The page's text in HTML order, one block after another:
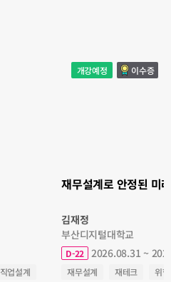
직업설계
재
무
설
다
개강예정 이수증
재무설계로 안정된 미
김재정
부산디지털대학교
D-22 2026.08.31 ~
재무설계 재테크
위